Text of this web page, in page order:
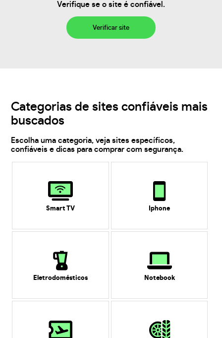
Verifique se o site é confiável.
Verificar site
Categorias de sites confiáveis mais
buscados
Escolha uma categoria, veja sites específicos,
confiáveis e dicas para comprar com segurança.
Smart TV Iphone
Eletrodomésticos Notebook